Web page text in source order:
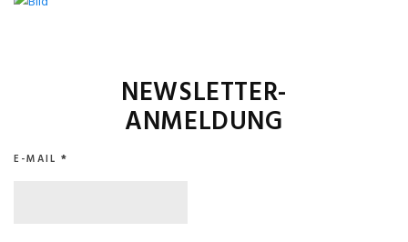
NEWSLETTER-
ANMELDUNG
E-MAIL *